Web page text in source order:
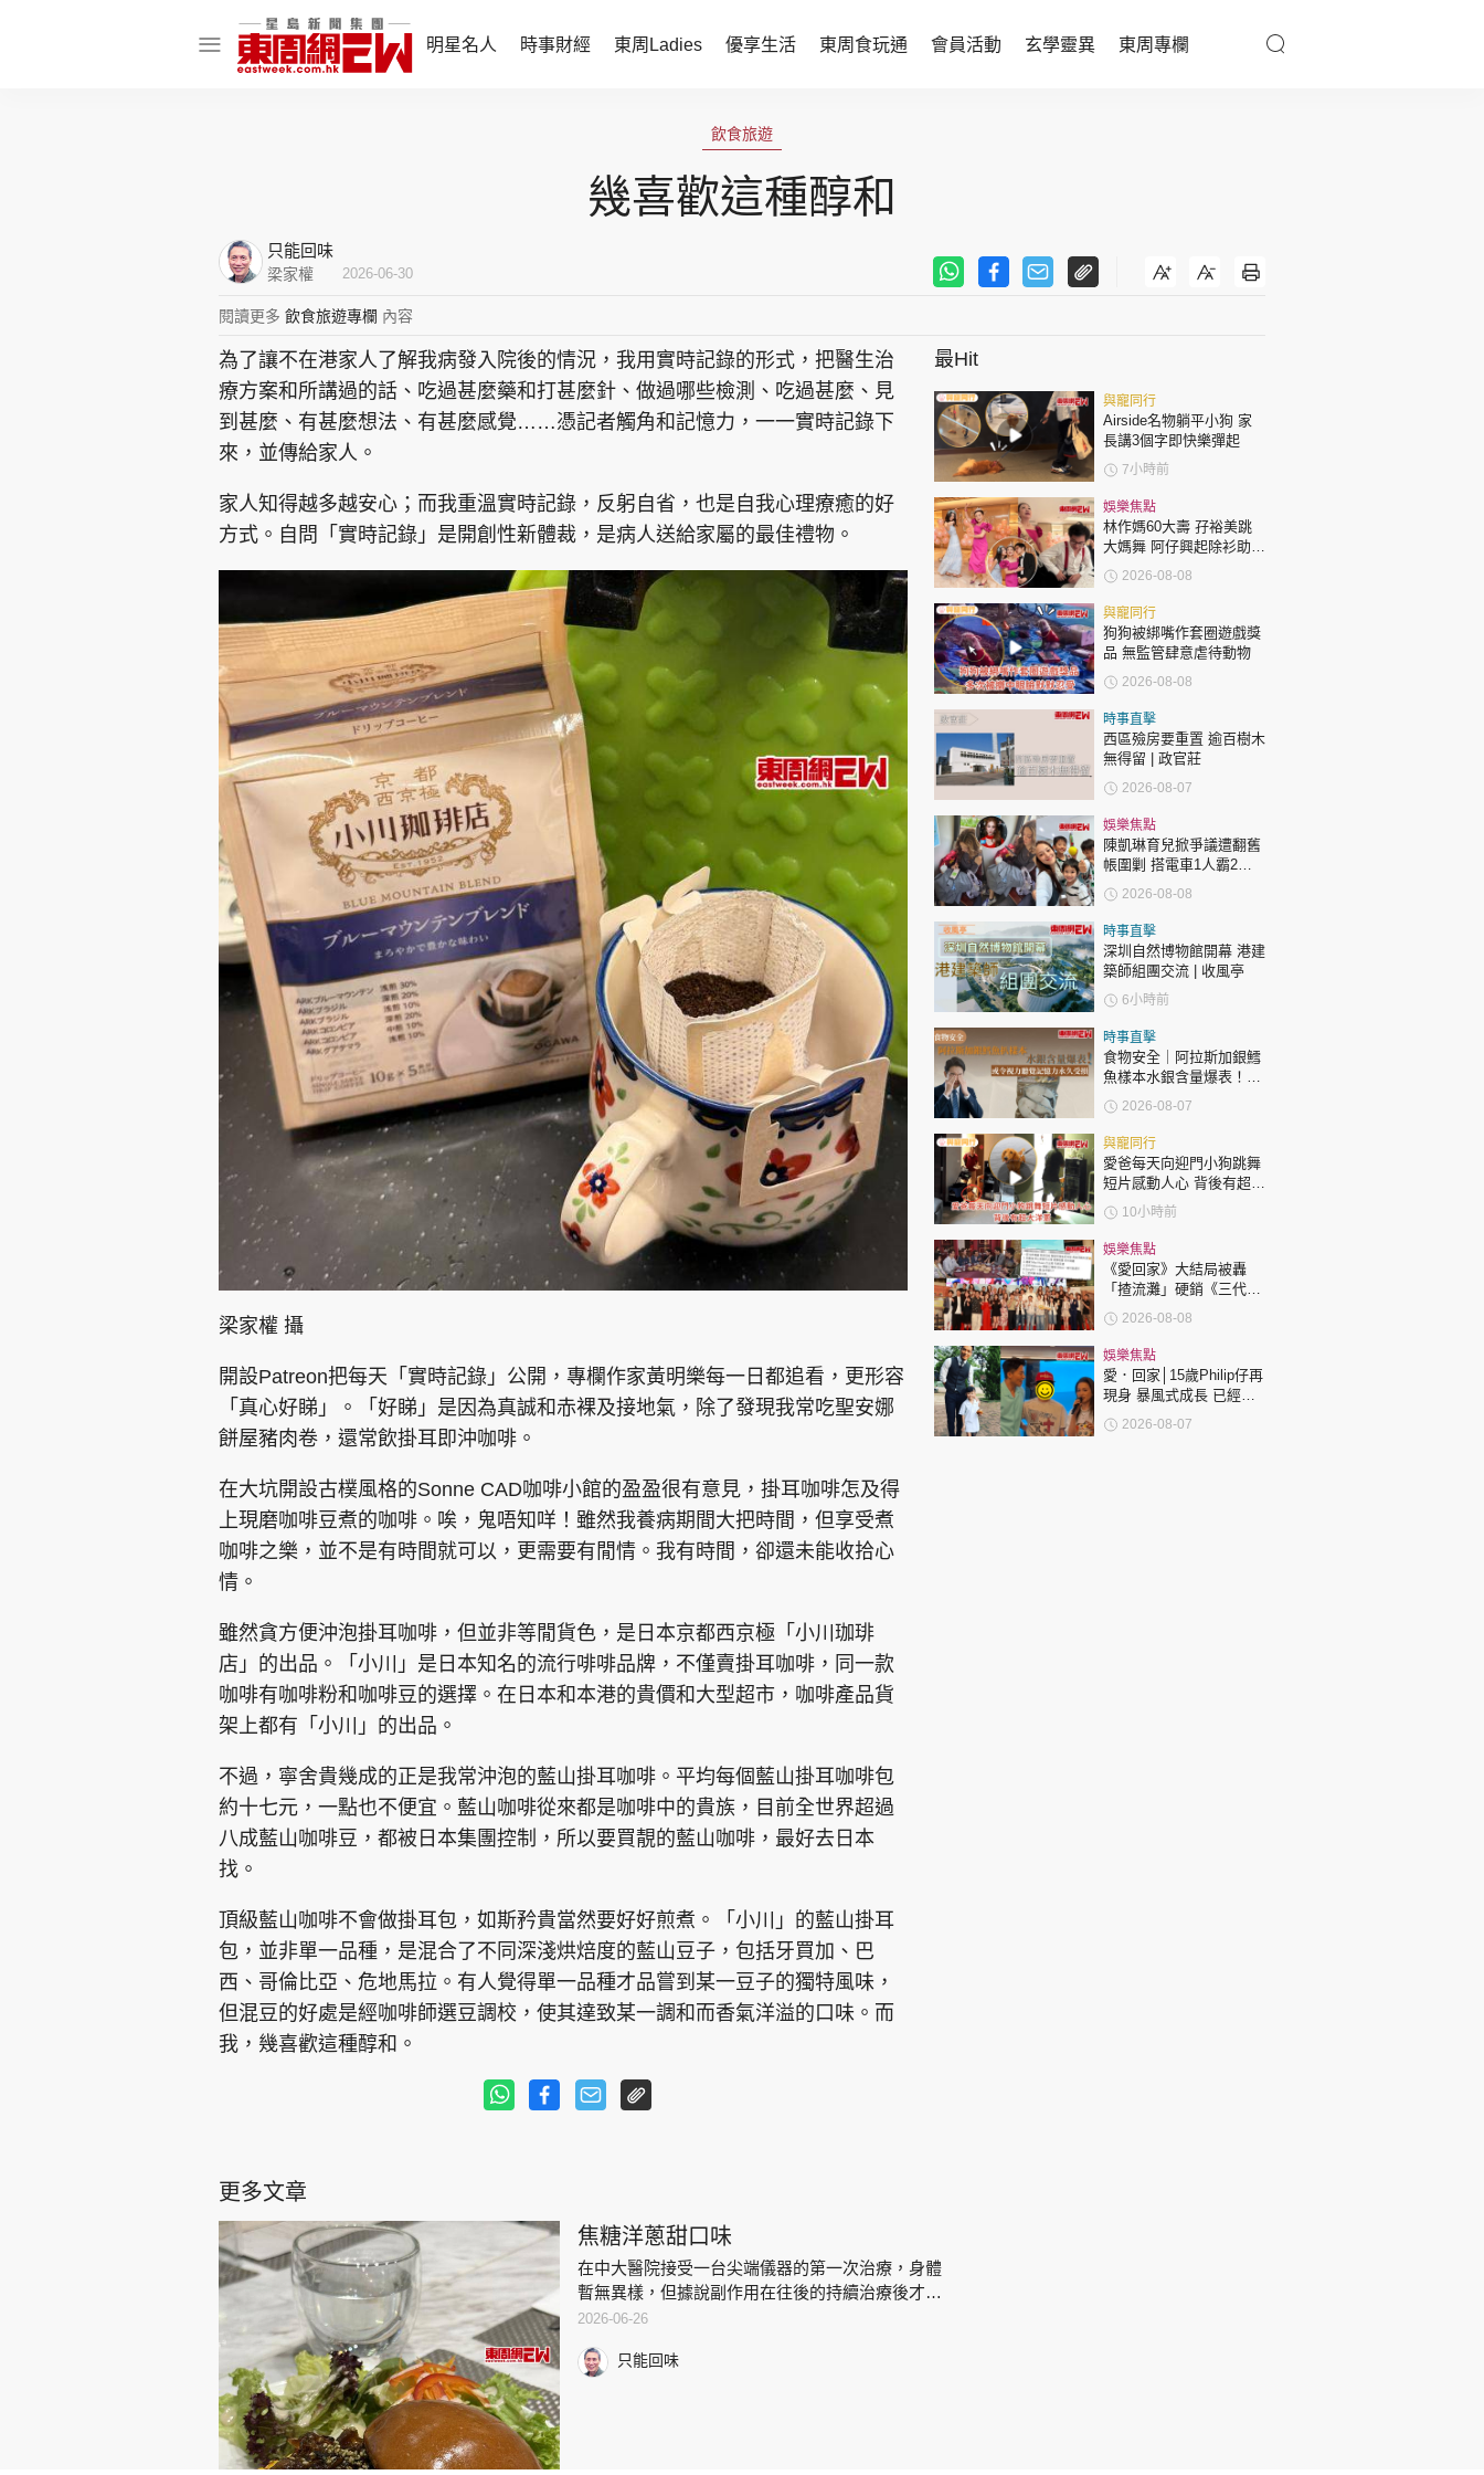
明星名人 時事財經 東周Ladies 優享生活 東周食玩通 會員活動 玄學靈異 東周專欄
東姑熱話
東周Ladies
談情說性
時尚生活
與寵同行
東周食玩通
樂在灣區
飲食玩樂
會員活動
東周JETSO
玄學靈異
東勝運程
神機妙算 李丞責
緣來有理 麥玲玲
鬼靈精怪 威師兄
娛樂名人
文化藝術
時政財經
健康生活
飲食旅遊
集團旗下品牌
東周刊 cazbuyer 東Touch PCM 電腦廣場 星島頭條 星島日報 頭條日報 星島環球 The Standard 親子王
Oh!爸媽 JobMarket 頭條搵工 EDUPLUS
關於我們 聯絡我們 隱私政策聲明 使用條款 版權及免責聲明 Copyright © 東周網 版權所有 . 不得轉載 ©Eastweek.com.hk. All rights reserved.
飲食旅遊
幾喜歡這種醇和
只能回味
梁家權 2026-06-30
閱讀更多 飲食旅遊專欄 內容
為了讓不在港家人了解我病發入院後的情況，我用實時記錄的形式，把醫生治
療方案和所講過的話、吃過甚麼藥和打甚麼針、做過哪些檢測、吃過甚麼、見
到甚麼、有甚麼想法、有甚麼感覺……憑記者觸角和記憶力，一一實時記錄下
來，並傳給家人。
家人知得越多越安心；而我重溫實時記錄，反躬自省，也是自我心理療癒的好
方式。自問「實時記錄」是開創性新體裁，是病人送給家屬的最佳禮物。
梁家權 攝
開設Patreon把每天「實時記錄」公開，專欄作家黃明樂每一日都追看，更形容
「真心好睇」。「好睇」是因為真誠和赤裸及接地氣，除了發現我常吃聖安娜
餅屋豬肉卷，還常飲掛耳即沖咖啡。
在大坑開設古樸風格的Sonne CAD咖啡小館的盈盈很有意見，掛耳咖啡怎及得
上現磨咖啡豆煮的咖啡。唉，鬼唔知咩！雖然我養病期間大把時間，但享受煮
咖啡之樂，並不是有時間就可以，更需要有閒情。我有時間，卻還未能收拾心
情。
雖然貪方便沖泡掛耳咖啡，但並非等閒貨色，是日本京都西京極「小川珈琲
店」的出品。「小川」是日本知名的流行啡啡品牌，不僅賣掛耳咖啡，同一款
咖啡有咖啡粉和咖啡豆的選擇。在日本和本港的貴價和大型超市，咖啡產品貨
架上都有「小川」的出品。
不過，寧舍貴幾成的正是我常沖泡的藍山掛耳咖啡。平均每個藍山掛耳咖啡包
約十七元，一點也不便宜。藍山咖啡從來都是咖啡中的貴族，目前全世界超過
八成藍山咖啡豆，都被日本集團控制，所以要買靚的藍山咖啡，最好去日本
找。
頂級藍山咖啡不會做掛耳包，如斯矜貴當然要好好煎煮。「小川」的藍山掛耳
包，並非單一品種，是混合了不同深淺烘焙度的藍山豆子，包括牙買加、巴
西、哥倫比亞、危地馬拉。有人覺得單一品種才品嘗到某一豆子的獨特風味，
但混豆的好處是經咖啡師選豆調校，使其達致某一調和而香氣洋溢的口味。而
我，幾喜歡這種醇和。
最Hit
與寵同行
Airside名物躺平小狗 家
長講3個字即快樂彈起
7小時前
娛樂焦點
林作媽60大壽 孖裕美跳
大媽舞 阿仔興起除衫助慶
回應兩女交好有原因
2026-08-08
與寵同行
狗狗被綁嘴作套圈遊戲獎
品 無監管肆意虐待動物
2026-08-08
時事直擊
西區殮房要重置 逾百樹木
無得留 | 政官莊
2026-08-07
娛樂焦點
陳凱琳育兒掀爭議遭翻舊
帳圍剿 搭電車1人霸2個
位 被轟自私欠公德心 有
指反應過度不公平
2026-08-08
時事直擊
深圳自然博物館開幕 港建
築師組團交流 | 收風亭
6小時前
時事直擊
食物安全｜阿拉斯加銀鱈
魚樣本水銀含量爆表！或
令視力聽覺記憶力永久受
損
2026-08-07
與寵同行
愛爸每天向迎門小狗跳舞
短片感動人心 背後有超大
洋蔥
10小時前
娛樂焦點
《愛回家》大結局被轟
「揸流灘」硬銷《三代同
糖》 劇集播畢台前幕後喊
爆場面感人
2026-08-08
娛樂焦點
愛．回家│15歲Philip仔再
現身 暴風式成長 已經高
過「三太」樊亦敏！
2026-08-07
更多文章
焦糖洋蔥甜口味
在中大醫院接受一台尖端儀器的第一次治療，身體
暫無異樣，但據說副作用在往後的持續治療後才出
現，但會比傳統舊機器好得多，精準而不適感大
然，就安然度日好了。梁家權
2026-06-26
只能回味